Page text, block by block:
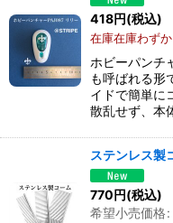
418円(税込)
在庫在庫わずか
ホビーパンチ
も呼ばれる形
イドで簡単に
散乱せず、本
ステンレス製
770円(税込)
希望小売価格: